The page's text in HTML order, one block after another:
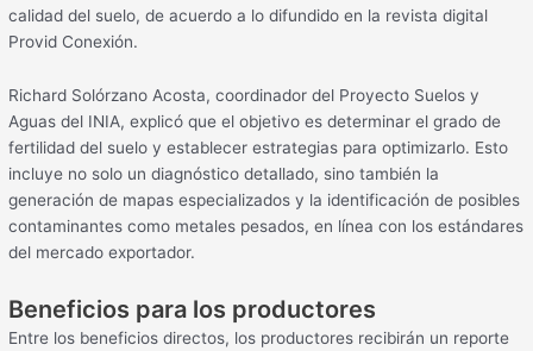
calidad del suelo, de acuerdo a lo difundido en la revista digital
Provid Conexión.
Richard Solórzano Acosta, coordinador del Proyecto Suelos y
Aguas del INIA, explicó que el objetivo es determinar el grado de
fertilidad del suelo y establecer estrategias para optimizarlo. Esto
incluye no solo un diagnóstico detallado, sino también la
generación de mapas especializados y la identificación de posibles
contaminantes como metales pesados, en línea con los estándares
del mercado exportador.
Beneficios para los productores
Entre los beneficios directos, los productores recibirán un reporte